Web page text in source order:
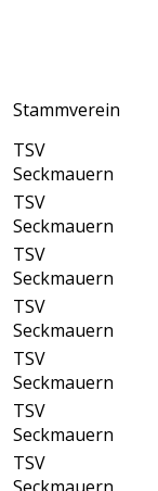
Stammverein
TSV
Seckmauern
TSV
Seckmauern
TSV
Seckmauern
TSV
Seckmauern
TSV
Seckmauern
TSV
Seckmauern
TSV
Seckmauern